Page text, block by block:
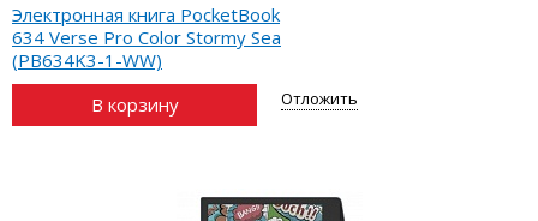
Электронная книга PocketBook
634 Verse Pro Color Stormy Sea
(PB634K3-1-WW)
В корзину
Отложить